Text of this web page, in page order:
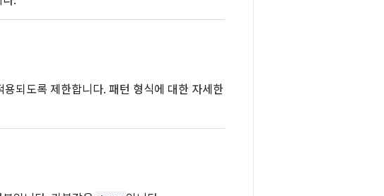
되도록 제한합니다. 패턴 형식에 대한 자세한